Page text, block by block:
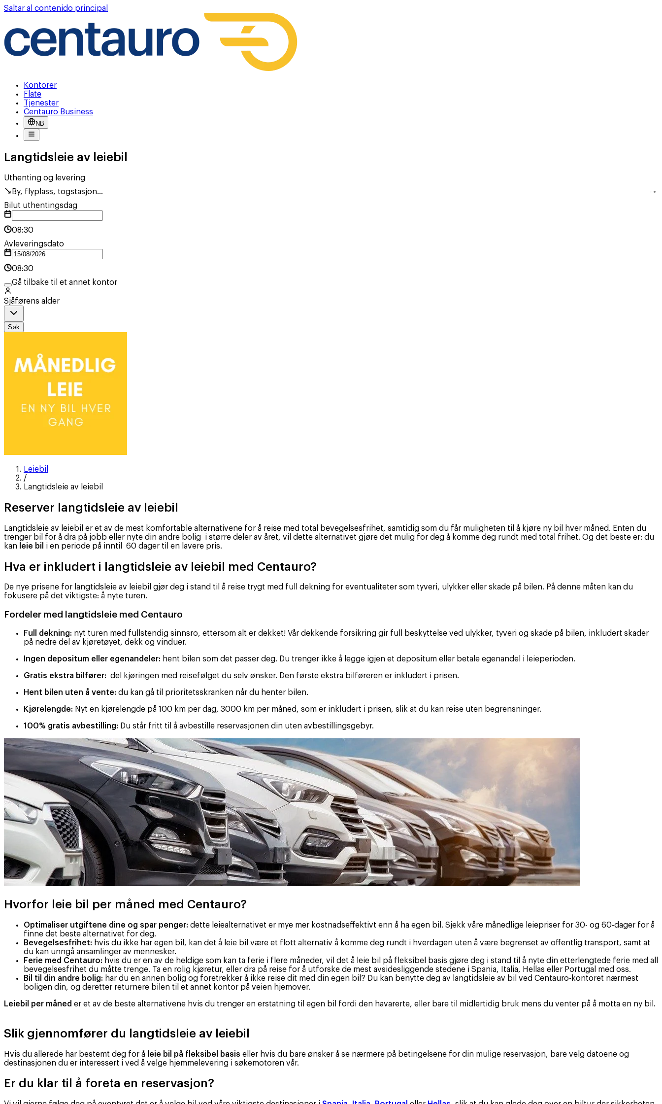
Saltar al contenido principal
Kontorer
Flate
Tjenester
Centauro Business
NB
Langtidsleie av leiebil
Uthenting og levering
By, flyplass, togstasjon...
Bilut uthentingsdag
08:30
Avleveringsdato
08:30
Gå tilbake til et annet kontor
Sjåførens alder
Søk
Leiebil
/
Langtidsleie av leiebil
Reserver langtidsleie av leiebil
Langtidsleie av leiebil er et av de mest komfortable alternativene for å reise med total bevegelsesfrihet, samtidig som du får muligheten til å kjøre ny bil hver måned. Enten du
trenger bil for å dra på jobb eller nyte din andre bolig i større deler av året, vil dette alternativet gjøre det mulig for deg å komme deg rundt med total frihet. Og det beste er: du
kan leie bil i en periode på inntil 60 dager til en lavere pris.
Hva er inkludert i langtidsleie av leiebil med Centauro?
De nye prisene for langtidsleie av leiebil gjør deg i stand til å reise trygt med full dekning for eventualiteter som tyveri, ulykker eller skade på bilen. På denne måten kan du
fokusere på det viktigste: å nyte turen.
Fordeler med langtidsleie med Centauro
Full dekning: nyt turen med fullstendig sinnsro, ettersom alt er dekket! Vår dekkende forsikring gir full beskyttelse ved ulykker, tyveri og skade på bilen, inkludert skader
på nedre del av kjøretøyet, dekk og vinduer.
Ingen depositum eller egenandeler: hent bilen som det passer deg. Du trenger ikke å legge igjen et depositum eller betale egenandel i leieperioden.
Gratis ekstra bilfører: del kjøringen med reisefølget du selv ønsker. Den første ekstra bilføreren er inkludert i prisen.
Hent bilen uten å vente: du kan gå til prioritetsskranken når du henter bilen.
Kjørelengde: Nyt en kjørelengde på 100 km per dag, 3000 km per måned, som er inkludert i prisen, slik at du kan reise uten begrensninger.
100% gratis avbestilling: Du står fritt til å avbestille reservasjonen din uten avbestillingsgebyr.
Hvorfor leie bil per måned med Centauro?
Optimaliser utgiftene dine og spar penger: dette leiealternativet er mye mer kostnadseffektivt enn å ha egen bil. Sjekk våre månedlige leiepriser for 30- og 60-dager for å
finne det beste alternativet for deg.
Bevegelsesfrihet: hvis du ikke har egen bil, kan det å leie bil være et flott alternativ å komme deg rundt i hverdagen uten å være begrenset av offentlig transport, samt at
du kan unngå ansamlinger av mennesker.
Ferie med Centauro: hvis du er en av de heldige som kan ta ferie i flere måneder, vil det å leie bil på fleksibel basis gjøre deg i stand til å nyte din etterlengtede ferie med all
bevegelsesfrihet du måtte trenge. Ta en rolig kjøretur, eller dra på reise for å utforske de mest avsidesliggende stedene i Spania, Italia, Hellas eller Portugal med oss.
Bil til din andre bolig: har du en annen bolig og foretrekker å ikke reise dit med din egen bil? Du kan benytte deg av langtidsleie av bil ved Centauro-kontoret nærmest
boligen din, og deretter returnere bilen til et annet kontor på veien hjemover.
Leiebil per måned er et av de beste alternativene hvis du trenger en erstatning til egen bil fordi den havarerte, eller bare til midlertidig bruk mens du venter på å motta en ny bil.
Slik gjennomfører du langtidsleie av leiebil
Hvis du allerede har bestemt deg for å leie bil på fleksibel basis eller hvis du bare ønsker å se nærmere på betingelsene for din mulige reservasjon, bare velg datoene og
destinasjonen du er interessert i ved å velge hjemmelevering i søkemotoren vår.
Er du klar til å foreta en reservasjon?